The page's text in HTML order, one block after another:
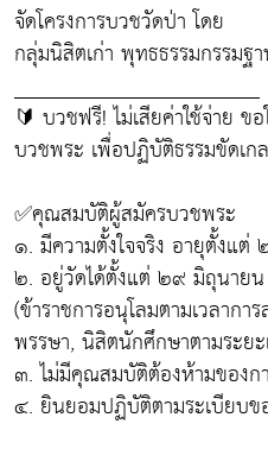
จัดโครงการบวชวัดป่า โดย
กลุ่มนิสิตเก่า พุทธธรรมกรรม
🔰 บวชฟรี! ไม่เสียค่าใช้จ่าย ข
บวชพระ เพื่อปฏิบัติธรรมขัดเก
✅คุณสมบัติผู้สมัครบวชพระ
๑. มีความตั้งใจจริง อายุตั้งแ
๒. อยู่วัดได้ตั้งแต่ ๒๙ มิถุนา
(ข้าราชการอนุโลมตามเวลาก
พรรษา, นิสิตนักศึกษาตามระย
๓. ไม่มีคุณสมบัติต้องห้ามของก
๔. ยินยอมปฏิบัติตามระเบียบข